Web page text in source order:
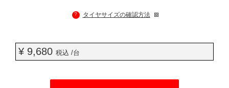
? タイヤサイズの確認方法
¥ 9,680 税込 /台